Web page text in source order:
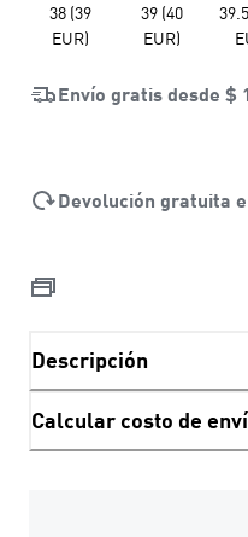
38 (39
EUR)
39 (40
EUR)
Envío gratis desde $
Devolución gratuita
Descripción
Calcular costo de